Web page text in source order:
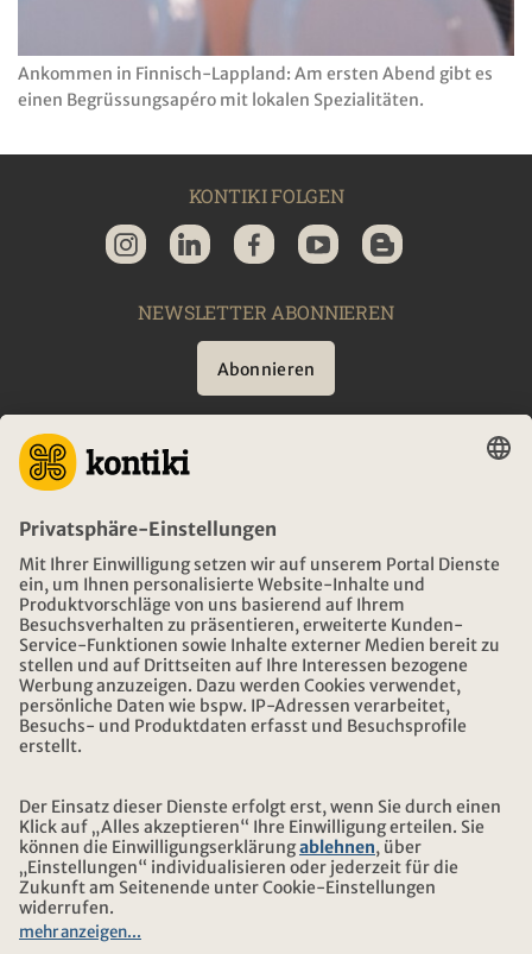
Ankommen in Finnisch-Lappland: Am ersten Abend gibt es
einen Begrüssungsapéro mit lokalen Spezialitäten.
KONTIKI FOLGEN
NEWSLETTER ABONNIEREN
Abonnieren
BERATUNG
NOTFALL AUF REISEN
ÖFFNUNGSZEITEN KONTIKI REISEN
DOWNLOAD UND LINKS
ADRESSE
ÜBER KONTIKI
ZERTIFIZIERUNG
UNSERE PARTNER